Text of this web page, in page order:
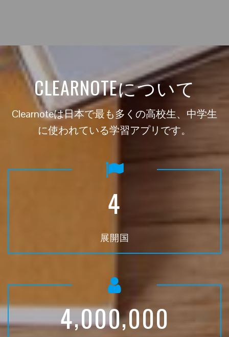
CLEARNOTEについて
Clearnoteは日本で最も多くの高校生、中学生
に使われている学習アプリです。
4
展開国
4,000,000